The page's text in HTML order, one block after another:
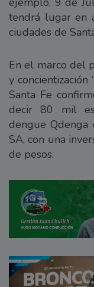
tendrá lugar en
ciudades de
En el marco del
y
Santa Fe
decir 80 mil
dengue Qdenga
SA, con una
de pesos.